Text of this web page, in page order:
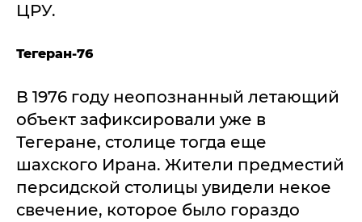
ЦРУ.
Тегеран-76
В 1976 году неопознанный летающий
объект зафиксировали уже в
Тегеране, столице тогда еще
шахского Ирана. Жители предместий
персидской столицы увидели некое
свечение, которое было гораздо